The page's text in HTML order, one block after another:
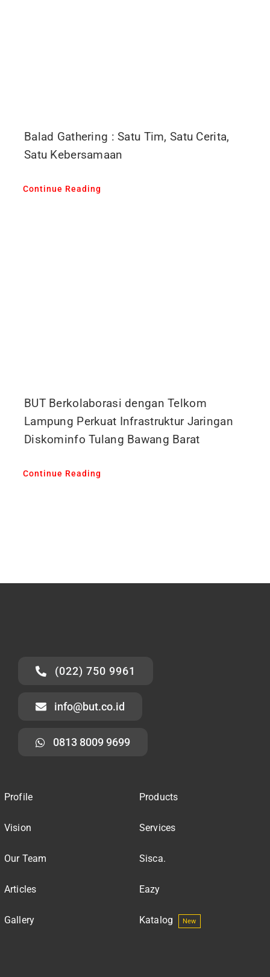
Balad Gathering : Satu Tim, Satu Cerita,
Satu Kebersamaan
Continue Reading
BUT Berkolaborasi dengan Telkom
Lampung Perkuat Infrastruktur Jaringan
Diskominfo Tulang Bawang Barat
Continue Reading
(022) 750 9961
info@but.co.id
0813 8009 9699
Profile
Vision
Our Team
Articles
Gallery
Products
Services
Sisca.
Eazy
Katalog New